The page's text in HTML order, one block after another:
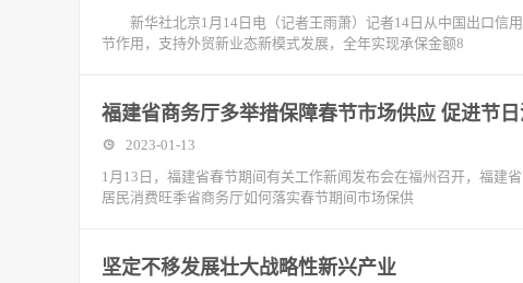
新华社北京1月14日电（记者王雨萧）记者14日从中国出口信
节作用，支持外贸新业态新模式发展，全年实现承保金额8
福建省商务厅多举措保障春节市场供应 促进节
2023-01-13
1月13日，福建省春节期间有关工作新闻发布会在福州召开，福建
居民消费旺季省商务厅如何落实春节期间市场保供
坚定不移发展壮大战略性新兴产业